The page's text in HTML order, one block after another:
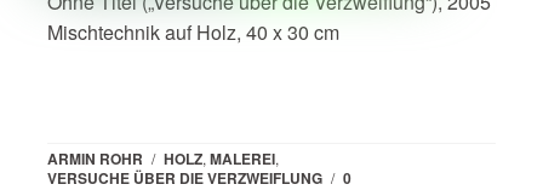
Mischtechnik auf Holz, 40 x 30 cm
ARMIN ROHR / HOLZ, MALEREI,
VERSUCHE ÜBER DIE VERZWEIFLUNG / 0